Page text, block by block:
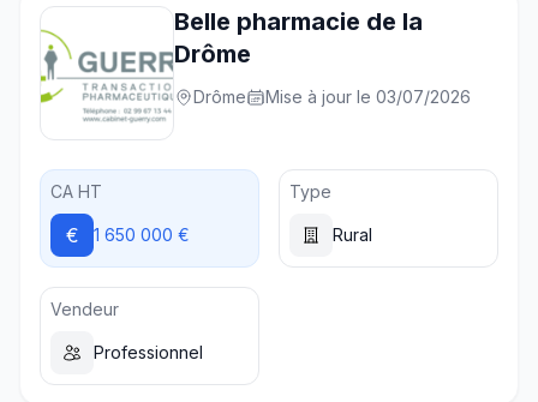
Belle pharmacie de la
Drôme
Drôme Mise à jour le 03/07/2026
CA HT
€ 1 650 000 €
Type
Rural
Vendeur
Professionnel